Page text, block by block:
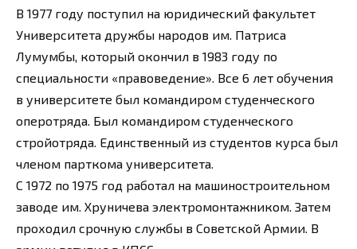
В 1977 году поступил на юридический факультет
Университета дружбы народов им. Патриса
Лумумбы, который окончил в 1983 году по
специальности «правоведение». Все 6 лет обучения
в университете был командиром студенческого
оперотряда. Был командиром студенческого
стройотряда. Единственный из студентов курса был
членом парткома университета.
С 1972 по 1975 год работал на машиностроительном
заводе им. Хруничева электромонтажником. Затем
проходил срочную службы в Советской Армии. В